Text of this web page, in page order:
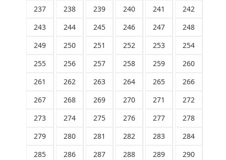
237
238 239 240 241
242
243
244 245 246 247
248
249
250 251 252 253
254
255
256 257 258 259
260
261
262 263 264 265
266
267
268 269 270 271
272
273
274 275 276 277
278
279
280 281 282 283
284
285
286 287 288 289
290